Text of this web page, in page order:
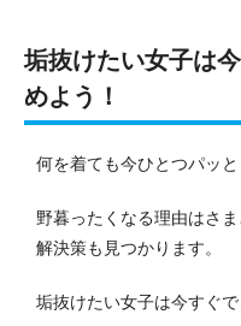
垢抜けたい女子は
めよう！
何を着ても今ひとつパッ
野暮ったくなる理由はさ
解決策も見つかります。
垢抜けたい女子は今すぐ